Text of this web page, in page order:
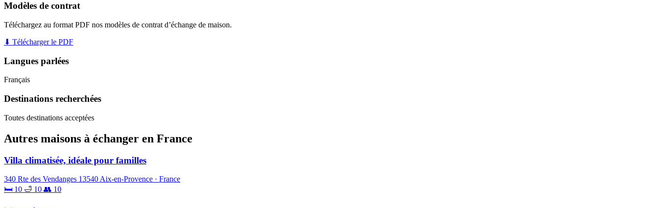
Modèles de contrat
Téléchargez au format PDF nos modèles de contrat d’échange de maison.
⬇ Télécharger le PDF
Langues parlées
Français
Destinations recherchées
Toutes destinations acceptées
Autres maisons à échanger en France
Villa climatisée, idéale pour familles
340 Rte des Vendanges 13540 Aix-en-Provence · France
🛏 10 🛁 10 👥 10